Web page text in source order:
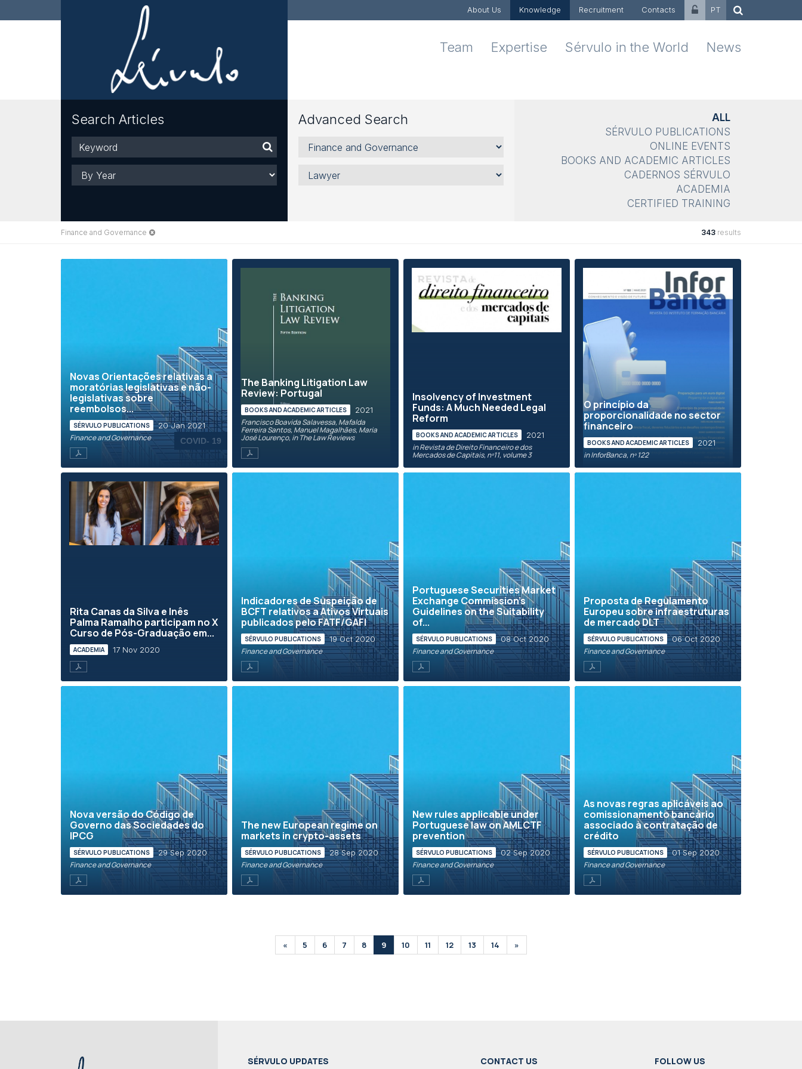
About Us Knowledge Recruitment Contacts PT
Team Expertise Sérvulo in the World News
Search Articles
Keyword
Year
Advanced Search
Areas,
Sectors
Services
Lawyer
ALL
SÉRVULO PUBLICATIONS
ONLINE EVENTS
BOOKS AND ACADEMIC ARTICLES
CADERNOS SÉRVULO
ACADEMIA
CERTIFIED TRAINING
Finance and Governance 343results
Novas Orientações relativas a
moratórias legislativas e não-
legislativas sobre
reembolsos...
SÉRVULO PUBLICATIONS 20 Jan 2021
Finance and Governance COVID- 19
The Banking Litigation Law
Review: Portugal
BOOKS AND ACADEMIC ARTICLES 2021
Francisco Boavida Salavessa, Mafalda
Ferreira Santos, Manuel Magalhães, Maria
José Lourenço, in The Law Reviews
Insolvency of Investment
Funds: A Much Needed Legal
Reform
BOOKS AND ACADEMIC ARTICLES 2021
in Revista de Direito Financeiro e dos
Mercados de Capitais, nº11, volume 3
O princípio da
proporcionalidade no sector
financeiro
BOOKS AND ACADEMIC ARTICLES 2021
in InforBanca, nº 122
Rita Canas da Silva e Inês
Palma Ramalho participam no X
Curso de Pós-Graduação em...
ACADEMIA 17 Nov 2020
Indicadores de Suspeição de
BCFT relativos a Ativos Virtuais
publicados pelo FATF/GAFI
SÉRVULO PUBLICATIONS 19 Oct 2020
Finance and Governance
Portuguese Securities Market
Exchange Commission’s
Guidelines on the Suitability
of...
SÉRVULO PUBLICATIONS 08 Oct 2020
Finance and Governance
Proposta de Regulamento
Europeu sobre infraestruturas
de mercado DLT
SÉRVULO PUBLICATIONS 06 Oct 2020
Finance and Governance
Nova versão do Código de
Governo das Sociedades do
IPCG
SÉRVULO PUBLICATIONS 29 Sep 2020
Finance and Governance
The new European regime on
markets in crypto-assets
SÉRVULO PUBLICATIONS 28 Sep 2020
Finance and Governance
New rules applicable under
Portuguese law on AMLCTF
prevention
SÉRVULO PUBLICATIONS 02 Sep 2020
Finance and Governance
As novas regras aplicáveis ao
comissionamento bancário
associado à contratação de
crédito
SÉRVULO PUBLICATIONS 01 Sep 2020
Finance and Governance
« 5 6 7 8 9 10 11 12 13 14 »
SÉRVULO UPDATES CONTACT US FOLLOW US